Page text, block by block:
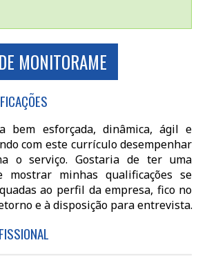
MONITORAME
bem esforçada, dinâmica, ágil e
com este currículo desempenhar
o serviço. Gostaria de ter uma
mostrar minhas qualificações se
ao perfil da empresa, fico no
e à disposição para entrevista.